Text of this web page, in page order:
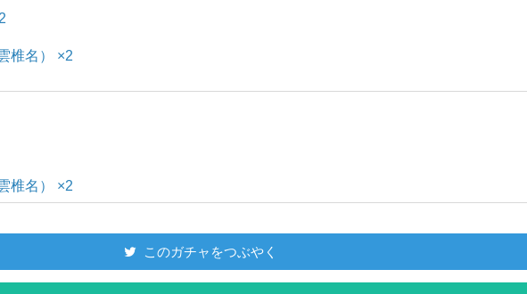
椎名） ×2
椎名） ×2
このガチャをつぶやく